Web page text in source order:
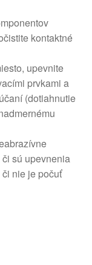
kontaktné
upevnite
prvkami a
(dotiahnutie
sú upevnenia
nie je počuť